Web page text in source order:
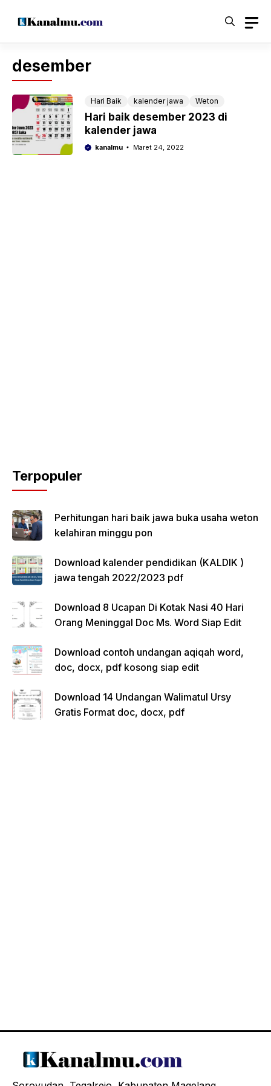
desember
Hari Baik kalender jawa Weton
Hari baik desember 2023 di
kalender jawa
kanalmu Maret 24, 2022
Terpopuler
Perhitungan hari baik jawa buka usaha weton
kelahiran minggu pon
Download kalender pendidikan (KALDIK )
jawa tengah 2022/2023 pdf
Download 8 Ucapan Di Kotak Nasi 40 Hari
Orang Meninggal Doc Ms. Word Siap Edit
Download contoh undangan aqiqah word,
doc, docx, pdf kosong siap edit
Download 14 Undangan Walimatul Ursy
Gratis Format doc, docx, pdf